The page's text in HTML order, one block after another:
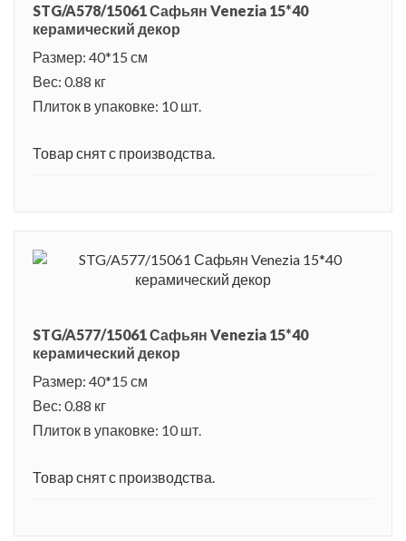
STG/A578/15061 Сафьян Venezia 15*40
керамический декор
Размер: 40*15 см
Вес: 0.88 кг
Плиток в упаковке: 10 шт.
Товар снят с производства.
STG/A577/15061 Сафьян Venezia 15*40
керамический декор
Размер: 40*15 см
Вес: 0.88 кг
Плиток в упаковке: 10 шт.
Товар снят с производства.